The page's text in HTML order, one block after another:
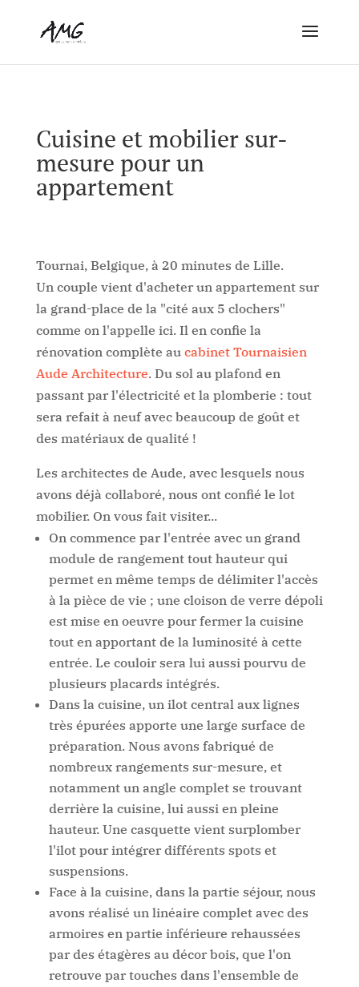
Cuisine et mobilier sur-
mesure pour un
appartement
Tournai, Belgique, à 20 minutes de Lille.
Un couple vient d'acheter un appartement sur
la grand-place de la "cité aux 5 clochers"
comme on l'appelle ici. Il en confie la
rénovation complète au cabinet Tournaisien
Aude Architecture. Du sol au plafond en
passant par l'électricité et la plomberie : tout
sera refait à neuf avec beaucoup de goût et
des matériaux de qualité !
Les architectes de Aude, avec lesquels nous
avons déjà collaboré, nous ont confié le lot
mobilier. On vous fait visiter...
On commence par l'entrée avec un grand
module de rangement tout hauteur qui
permet en même temps de délimiter l'accès
à la pièce de vie ; une cloison de verre dépoli
est mise en oeuvre pour fermer la cuisine
tout en apportant de la luminosité à cette
entrée. Le couloir sera lui aussi pourvu de
plusieurs placards intégrés.
Dans la cuisine, un ilot central aux lignes
très épurées apporte une large surface de
préparation. Nous avons fabriqué de
nombreux rangements sur-mesure, et
notamment un angle complet se trouvant
derrière la cuisine, lui aussi en pleine
hauteur. Une casquette vient surplomber
l'ilot pour intégrer différents spots et
suspensions.
Face à la cuisine, dans la partie séjour, nous
avons réalisé un linéaire complet avec des
armoires en partie inférieure rehaussées
par des étagères au décor bois, que l'on
retrouve par touches dans l'ensemble de